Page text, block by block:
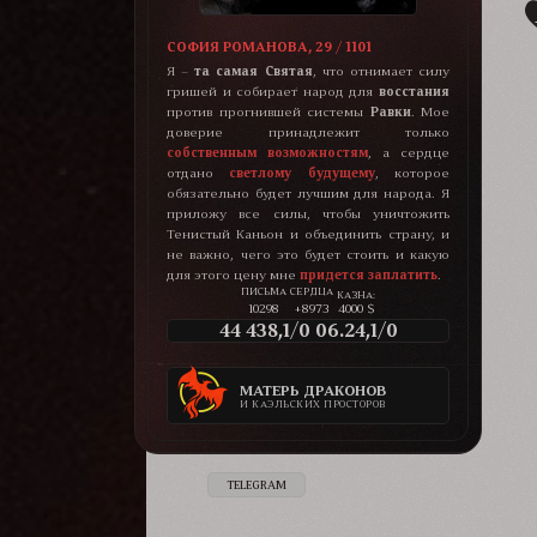
СОФИЯ РОМАНОВА, 29 / 1101
Я –та самая Святая , что отнимает силу
гришей и собирает народ для восстания
против прогнившей системы Равки. Мое
доверие принадлежит только
собственным возможностям , а сердце
отдано светлому будущему, которое
обязательно будет лучшим для народа. Я
приложу все силы, чтобы уничтожить
Тенистый Каньон и объединить страну, и
не важно, чего это будет стоить и какую
для этого цену мне придется заплатить
10298 +8973
КАЗНА:
4000 $
44 438,1/0 06.24,1/0
МАТЕРЬ ДРАКОНОВ
И КАЭЛЬСКИХ ПРОСТОРОВ
TELEGRAM